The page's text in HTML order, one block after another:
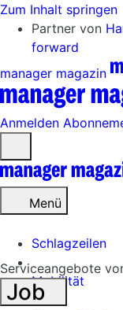
Zum Inhalt springen
Partner von
forward
manager magazin
Anmelden
öffnen
Menü
Schlagzeilen
Mobilität
Tech
Serviceangebote
Job